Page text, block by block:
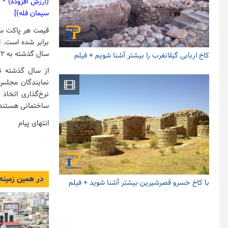
سیمان فله)]
سال گذشته به ۲۲ هزار تومان تا پایان همان سال در رشد قیمت سیمان تردید ناپذیر است.
از سال گذشته
نمایندگان
نرخ‌گذاری
ساختمانی
انتهای پیام
در همین
کاخ اربابی گیلانغرب را بیشتر آشنا شویم + فیلم
با کاخ خسرو قصرشیرین بیشتر آشنا شوید + فیلم